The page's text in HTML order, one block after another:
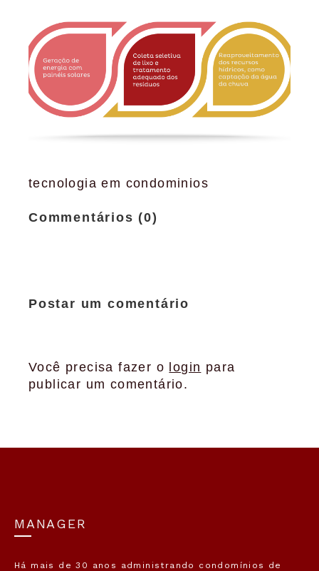
tecnologia em condominios
Commentários (0)
Postar um comentário
Você precisa fazer o login para
publicar um comentário.
MANAGER
Há mais de 30 anos administrando condomínios de